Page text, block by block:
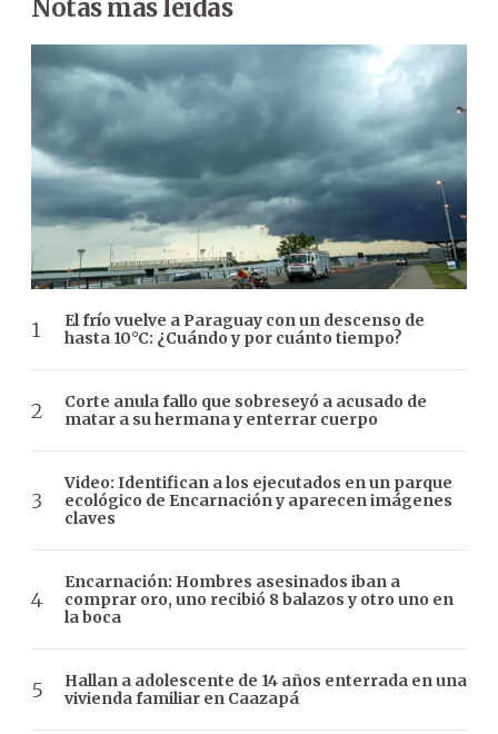
Notas más leídas
El frío vuelve a Paraguay con un descenso de
hasta 10°C: ¿Cuándo y por cuánto tiempo?
Corte anula fallo que sobreseyó a acusado de
matar a su hermana y enterrar cuerpo
Video: Identifican a los ejecutados en un parque
ecológico de Encarnación y aparecen imágenes
claves
Encarnación: Hombres asesinados iban a
comprar oro, uno recibió 8 balazos y otro uno en
la boca
Hallan a adolescente de 14 años enterrada en una
vivienda familiar en Caazapá